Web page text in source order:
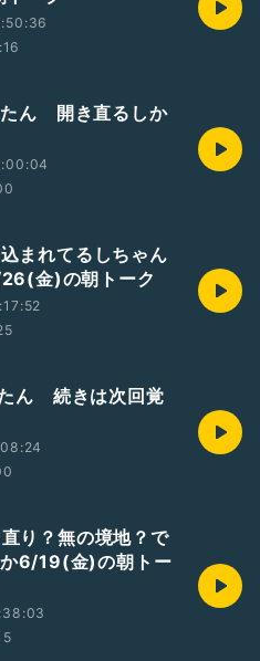
ん 開き直るしか
まれてるしちゃん
金)の朝トーク
ん 続きは次回覚
り？無の境地？で
6/19(金)の朝トー